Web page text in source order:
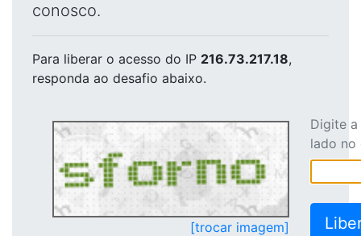
conosco.
Para liberar o acesso do IP 216.73.217.18,
responda ao desafio abaixo.
[trocar imagem]
Digite
lado no